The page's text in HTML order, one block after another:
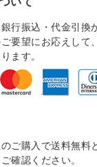
行振込・代金引換
要望にお応えして
ます。
ご購入で送料無料
確認ください。